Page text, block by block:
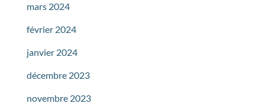
mars 2024
février 2024
janvier 2024
décembre 2023
novembre 2023